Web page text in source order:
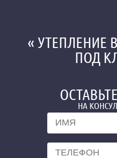
« УТЕПЛЕНИЕ
ПОД
НА
Имя
Телефон *